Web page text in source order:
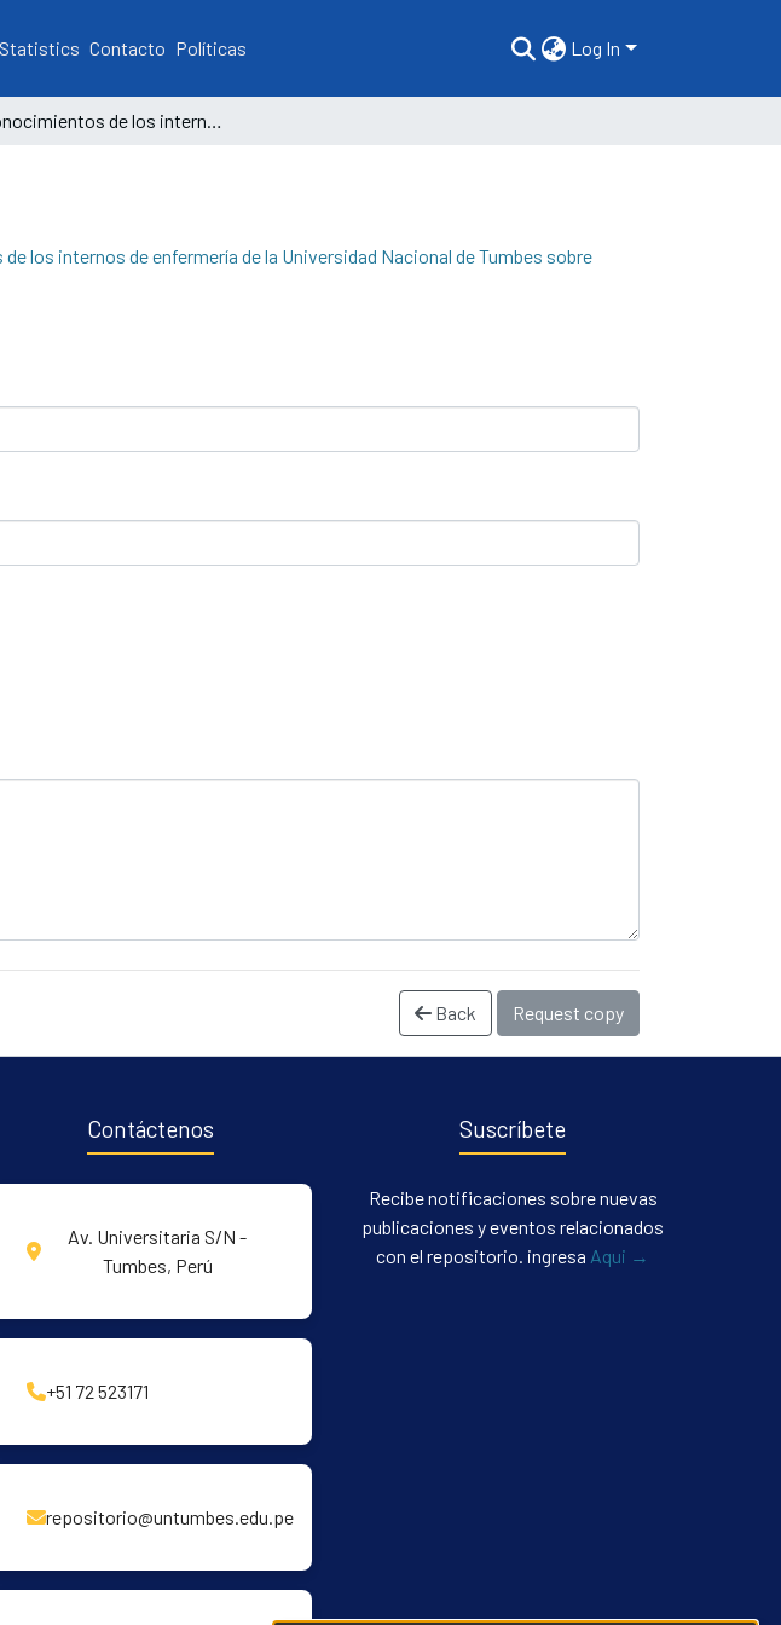
Statistics Contacto Políticas Log In
Conocimientos de los internos de enfermería de la Universidad Nacional de Tumbes sobre efectos post vacuna según calendario en menores de 5 años Tumbes 2022
los internos de enfermería de la Universidad Nacional de Tumbes sobre
Back Request copy
Contáctenos
Av. Universitaria S/N -
Tumbes, Perú
+51 72 523171
repositorio@untumbes.edu.pe
Suscríbete
Recibe notificaciones sobre nuevas
publicaciones y eventos relacionados
con el repositorio. ingresa Aqui →